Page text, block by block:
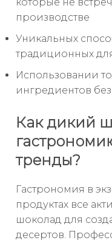
производстве
Уникальных
традиционных
Использовании
ингредиентов
Как дикий
тренды?
Гастрономия в
продуктах все
шоколад для
десертов.